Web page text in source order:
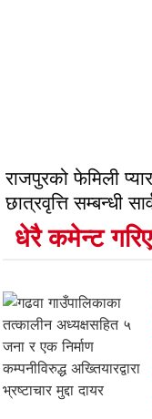
राजपुरको फेमिली
छात्रवृत्ति सम्बन्धी
धेरै कमेन्ट